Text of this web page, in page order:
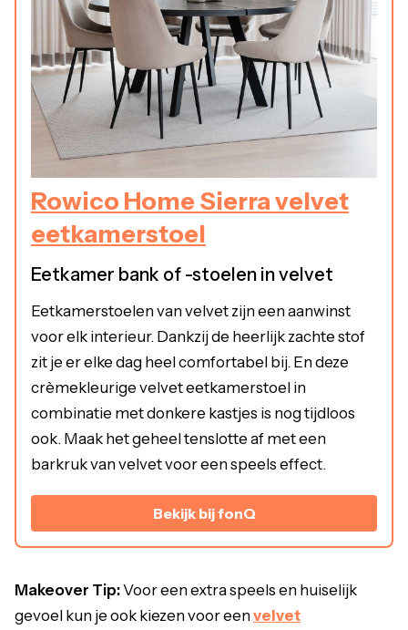
Rowico Home Sierra velvet
eetkamerstoel
Eetkamer bank of -stoelen in velvet
Eetkamerstoelen van velvet zijn een aanwinst
voor elk interieur. Dankzij de heerlijk zachte stof
zit je er elke dag heel comfortabel bij. En deze
crèmekleurige velvet eetkamerstoel in
combinatie met donkere kastjes is nog tijdloos
ook. Maak het geheel tenslotte af met een
barkruk van velvet voor een speels effect.
Bekijk bij fonQ
Makeover Tip:Voor een extra speels en huiselijk
gevoel kun je ook kiezen voor eenvelvet